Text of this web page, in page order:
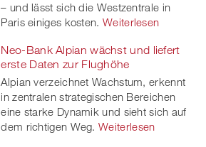
– und lässt sich die Westzentrale in
Paris einiges kosten. Weiterlesen
Neo-Bank Alpian wächst und liefert
erste Daten zur Flughöhe
Alpian verzeichnet Wachstum, erkennt
in zentralen strategischen Bereichen
eine starke Dynamik und sieht sich auf
dem richtigen Weg. Weiterlesen